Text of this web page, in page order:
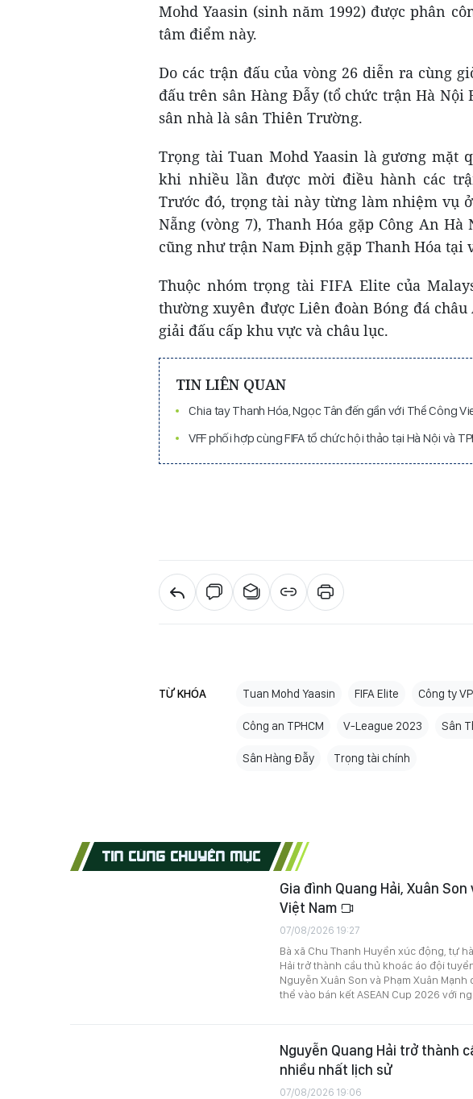
Mohd Yaasin (sinh năm 1992) được phân
tâm điểm này.
Do các trận đấu của vòng 26 diễn ra cùng
đấu trên sân Hàng Đẫy (tổ chức trận Hà Nội
sân nhà là sân Thiên Trường.
Trọng tài Tuan Mohd Yaasin là gương mặt
khi nhiều lần được mời điều hành các
Trước đó, trọng tài này từng làm nhiệm vụ
Nẵng (vòng 7), Thanh Hóa gặp Công An Hà
cũng như trận Nam Định gặp Thanh Hóa tại
Thuộc nhóm trọng tài FIFA Elite của
thường xuyên được Liên đoàn Bóng đá châu
giải đấu cấp khu vực và châu lục.
TIN LIÊN QUAN
Chia tay Thanh Hóa, Ngọc Tân đến gần với Thể Công
VFF phối hợp cùng FIFA tổ chức hội thảo tại Hà Nội và
TỪ KHÓA Tuan Mohd Yaasin FIFA Elite Công ty
Công an TPHCM V-League 2023 Sân
Sân Hàng Đẫy Trọng tài chính
TIN CÙNG CHUYÊN MỤC
Gia đình Quang Hải, Xuân
Việt Nam
07/08/2026 19:27
Bà xã Chu Thanh Huyền xúc động, tự
Hải trở thành cầu thủ khoác áo đội
Nguyễn Xuân Son và Phạm Xuân
thể vào bán kết ASEAN Cup 2026 với
Nguyễn Quang Hải trở thành
nhiều nhất lịch sử
07/08/2026 19:06